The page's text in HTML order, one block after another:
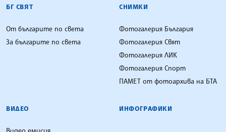
БГ СВЯТ
От българите по света
За българите по света
СНИМКИ
Фотогалерия България
Фотогалерия Свят
Фотогалерия ЛИК
Фотогалерия Спорт
ПАМЕТ от фотоархива на БТА
ВИДЕО ИНФОГРАФИКИ